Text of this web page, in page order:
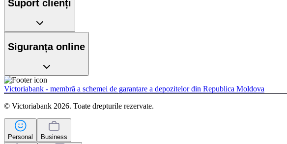
Suport clienți
Siguranța online
Victoriabank - membră a schemei de garantare a depozitelor din Republica Moldova
© Victoriabank 2026. Toate drepturile rezervate.
Personal Business